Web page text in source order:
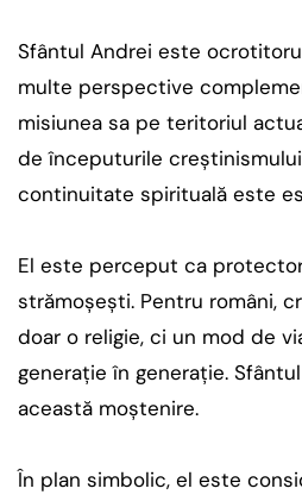
Sfântul Andrei este
multe perspective
misiunea sa pe teritoriul
de începuturile
continuitate spirituală este
El este perceput ca
strămoșești. Pentru români,
doar o religie, ci un mod de
generație în generație.
această moștenire.
În plan simbolic, el este